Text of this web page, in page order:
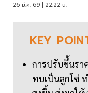
26 มี.ค. 69 | 22:22 น.
KEY
การปรับขึ้นรา
ทบเป็นลูกโซ่